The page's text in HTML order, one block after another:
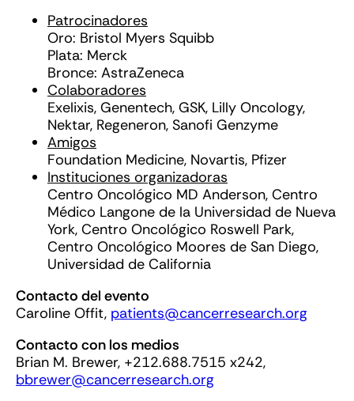
Patrocinadores
Oro: Bristol Myers Squibb
Plata: Merck
Bronce: AstraZeneca
Colaboradores
Exelixis, Genentech, GSK, Lilly Oncology,
Nektar, Regeneron, Sanofi Genzyme
Amigos
Foundation Medicine, Novartis, Pfizer
Instituciones organizadoras
Centro Oncológico MD Anderson, Centro
Médico Langone de la Universidad de Nueva
York, Centro Oncológico Roswell Park,
Centro Oncológico Moores de San Diego,
Universidad de California
Contacto del evento
Caroline Offit, patients@cancerresearch.org
Contacto con los medios
Brian M. Brewer, +212.688.7515 x242,
bbrewer@cancerresearch.org